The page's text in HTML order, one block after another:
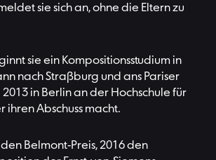
sie sich an, ohne die Eltern zu
sie ein Kompositionsstudium in
nach Straßburg und ans Pariser
2013 in Berlin an der Hochschule für
ihren Abschuss macht.
Belmont-Preis, 2016 den